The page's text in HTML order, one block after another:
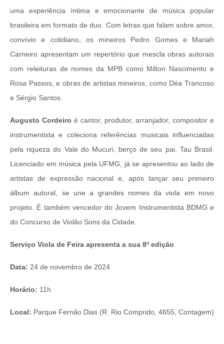
uma experiência íntima e emocionante de música popular
brasileira em formato de duo. Com letras que falam sobre amor,
convívio e cotidiano, os mineiros Pedro Gomes e Mariah
Carneiro apresentam um repertório que mescla obras autorais
com releituras de nomes da MPB como Milton Nascimento e
Rosa Passos, e obras de artistas mineiros, como Déa Trancoso
e Sérgio Santos.
Augusto Cordeiro é cantor, produtor, arranjador, compositor e
instrumentista e coleciona referências musicais influenciadas
pela riqueza do Vale do Mucuri, berço de seu pai, Tau Brasil.
Licenciado em música pela UFMG, já se apresentou ao lado de
artistas de expressão nacional e, após lançar seu primeiro
álbum autoral, se une a grandes nomes da viola em novo
projeto. É também vencedor do Jovem Instrumentista BDMG e
do Concurso de Violão Sons da Cidade.
Serviço Viola de Feira apresenta a sua 8ª edição
Data: 24 de novembro de 2024
Horário: 11h
Local: Parque Fernão Dias (R. Rio Comprido, 4655, Contagem)